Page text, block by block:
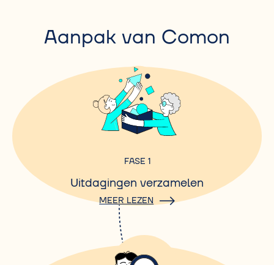
Aanpak van Comon
FASE 1
Uitdagingen verzamelen
MEER LEZEN